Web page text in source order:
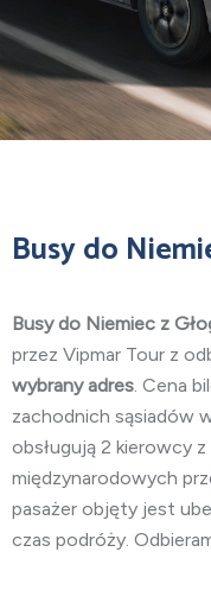
Busy do
Busy do Niemiec z
przez Vipmar Tour z
wybrany adres. Cena
zachodnich sąsiadów
obsługują 2 kierowcy
międzynarodowych
pasażer objęty jest
czas podróży.